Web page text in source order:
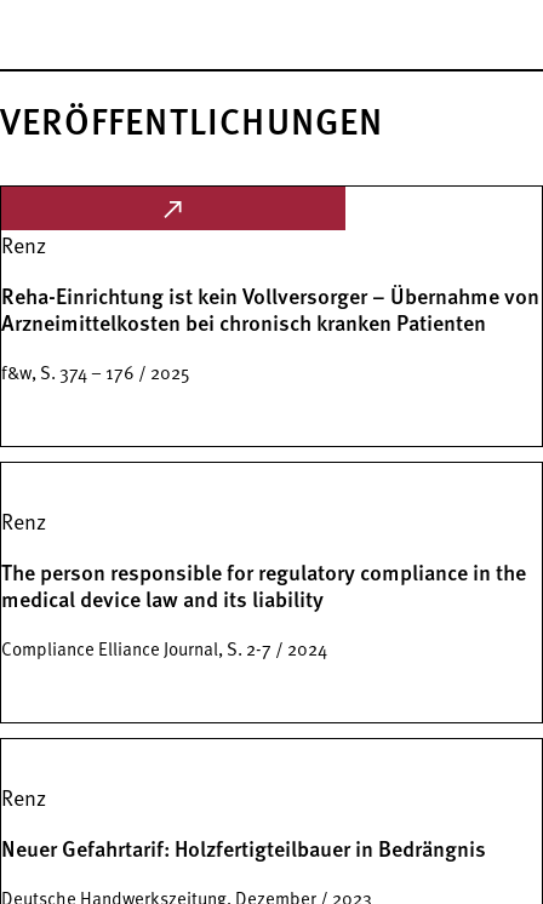
VERÖFFENTLICHUNGEN
Renz
Reha-Einrichtung ist kein Vollversorger – Übernahme von
Arzneimittelkosten bei chronisch kranken Patienten
f&w, S. 374 – 176 / 2025
Renz
The person responsible for regulatory compliance in the
medical device law and its liability
Compliance Elliance Journal, S. 2-7 / 2024
Renz
Neuer Gefahrtarif: Holzfertigteilbauer in Bedrängnis